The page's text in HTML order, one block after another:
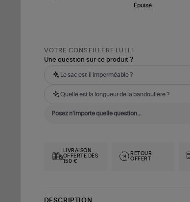
Épuisé
VOTRE CONSEILLÈRE LULLI
Une question sur ce produit ?
Le sac est-il imperméable ?
Quelle est la longueur de la bandoulière ?
LIVRAISON
OFFERTE DÈS
150 €
RETOUR
OFFERT
DESCRIPTION